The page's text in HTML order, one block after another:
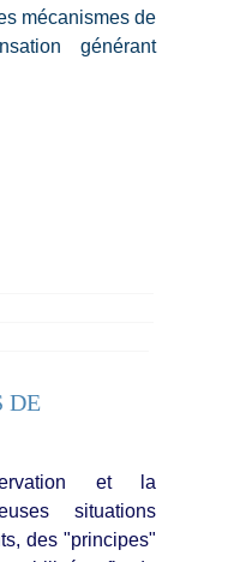
mécanismes de
générant
DE
et la
situations
des "principes"